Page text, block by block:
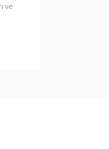
ve